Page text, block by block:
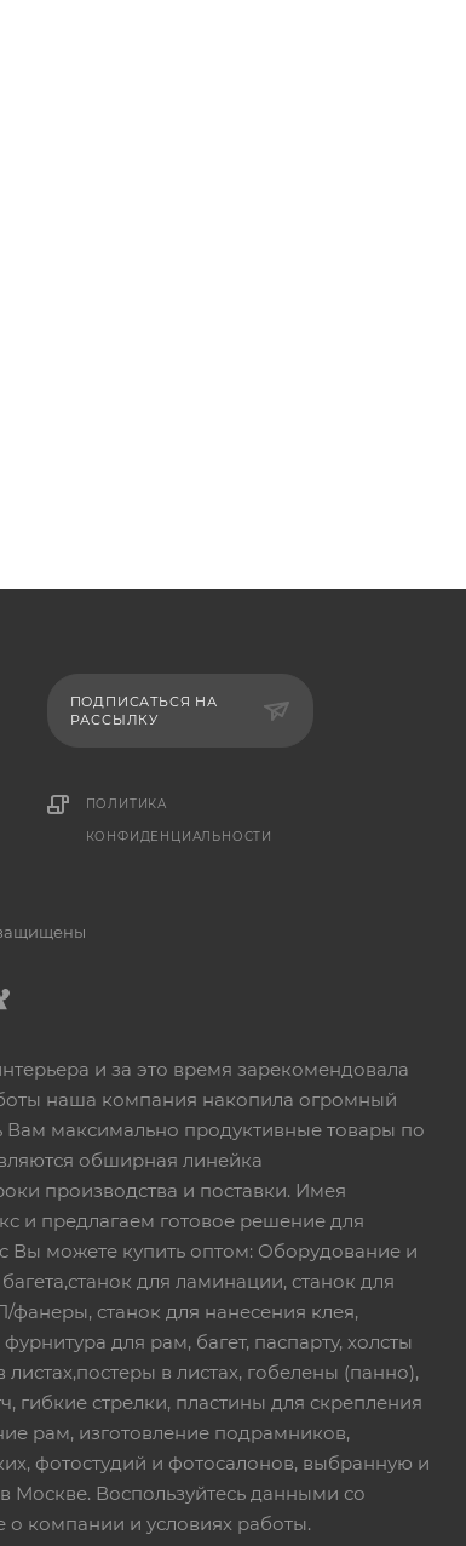
ПОДПИСАТЬСЯ НА
РАССЫЛКУ
ПОЛИТИКА
КОНФИДЕНЦИАЛЬНОСТИ
и за это время зарекомендовала
наша компания накопила огромный
максимально продуктивные товары по
обширная линейка
производства и поставки. Имея
и предлагаем готовое решение для
Вы можете купить оптом: Оборудование и
для ламинации, станок для
станок для нанесения клея,
для рам, багет, паспарту, холсты
в листах, гобелены (панно),
гибкие стрелки, пластины для скрепления
рам, изготовление подрамников,
фотостудий и фотосалонов, выбранную и
Москве. Воспользуйтесь данными со
компании и условиях работы.